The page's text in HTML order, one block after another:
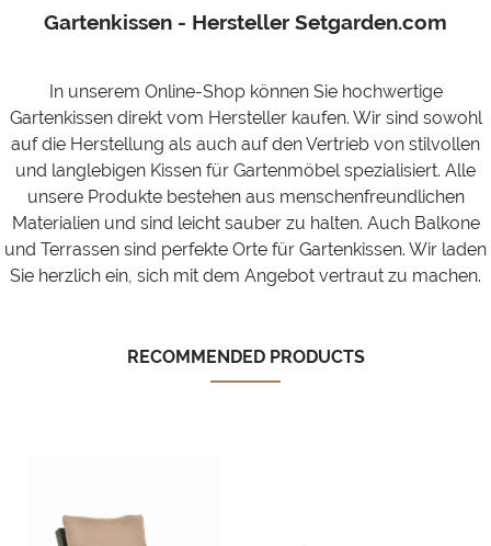
Gartenkissen - Hersteller Setgarden.com
In unserem Online-Shop können Sie hochwertige
Gartenkissen direkt vom Hersteller kaufen. Wir sind sowohl
auf die Herstellung als auch auf den Vertrieb von stilvollen
und langlebigen Kissen für Gartenmöbel spezialisiert. Alle
unsere Produkte bestehen aus menschenfreundlichen
Materialien und sind leicht sauber zu halten. Auch Balkone
und Terrassen sind perfekte Orte für Gartenkissen. Wir laden
Sie herzlich ein, sich mit dem Angebot vertraut zu machen.
RECOMMENDED PRODUCTS